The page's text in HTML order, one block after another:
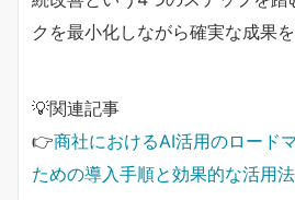
クを最小化しながら確実な成果を
💡関連記事
👉商社におけるAI活用のロード
ための導入手順と効果的な活用法